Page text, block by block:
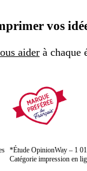
vos
aider à chaque
*Étude OpinionWay – 1
Catégorie impression en